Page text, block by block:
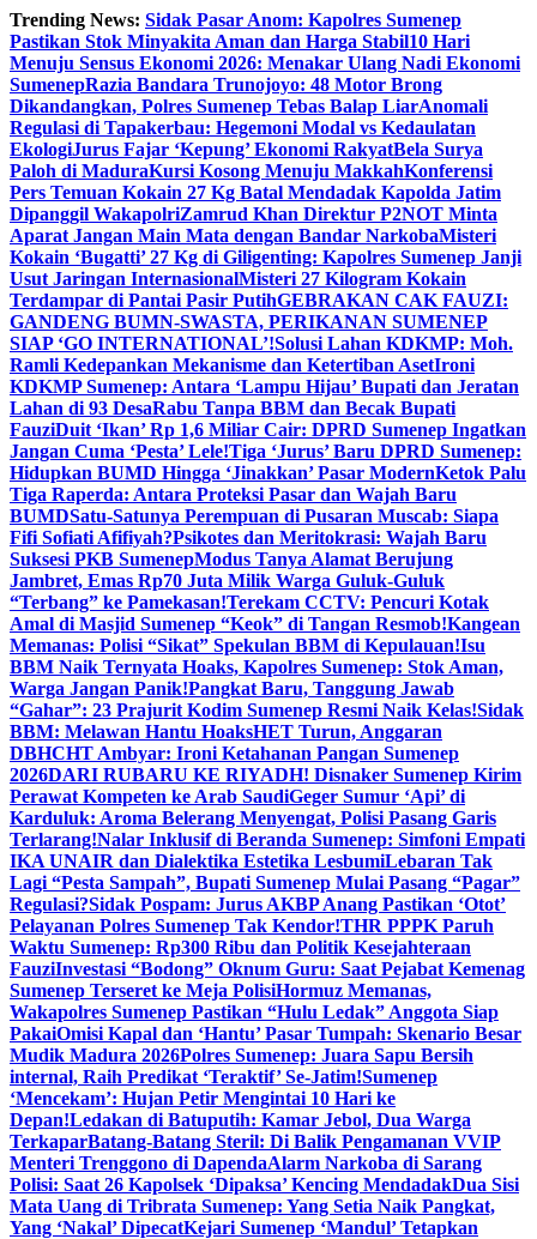
Skip
to
content
Trending News: Sidak Pasar Anom: Kapolres Sumenep
Pastikan Stok Minyakita Aman dan Harga Stabil10 Hari
Menuju Sensus Ekonomi 2026: Menakar Ulang Nadi Ekonomi
SumenepRazia Bandara Trunojoyo: 48 Motor Brong
Dikandangkan, Polres Sumenep Tebas Balap LiarAnomali
Regulasi di Tapakerbau: Hegemoni Modal vs Kedaulatan
EkologiJurus Fajar ‘Kepung’ Ekonomi RakyatBela Surya
Paloh di MaduraKursi Kosong Menuju MakkahKonferensi
Pers Temuan Kokain 27 Kg Batal Mendadak Kapolda Jatim
Dipanggil WakapolriZamrud Khan Direktur P2NOT Minta
Aparat Jangan Main Mata dengan Bandar NarkobaMisteri
Kokain ‘Bugatti’ 27 Kg di Giligenting: Kapolres Sumenep Janji
Usut Jaringan InternasionalMisteri 27 Kilogram Kokain
Terdampar di Pantai Pasir PutihGEBRAKAN CAK FAUZI:
GANDENG BUMN-SWASTA, PERIKANAN SUMENEP
SIAP ‘GO INTERNATIONAL’!Solusi Lahan KDKMP: Moh.
Ramli Kedepankan Mekanisme dan Ketertiban AsetIroni
KDKMP Sumenep: Antara ‘Lampu Hijau’ Bupati dan Jeratan
Lahan di 93 DesaRabu Tanpa BBM dan Becak Bupati
FauziDuit ‘Ikan’ Rp 1,6 Miliar Cair: DPRD Sumenep Ingatkan
Jangan Cuma ‘Pesta’ Lele!Tiga ‘Jurus’ Baru DPRD Sumenep:
Hidupkan BUMD Hingga ‘Jinakkan’ Pasar ModernKetok Palu
Tiga Raperda: Antara Proteksi Pasar dan Wajah Baru
BUMDSatu-Satunya Perempuan di Pusaran Muscab: Siapa
Fifi Sofiati Afifiyah?Psikotes dan Meritokrasi: Wajah Baru
Suksesi PKB SumenepModus Tanya Alamat Berujung
Jambret, Emas Rp70 Juta Milik Warga Guluk-Guluk
“Terbang” ke Pamekasan!Terekam CCTV: Pencuri Kotak
Amal di Masjid Sumenep “Keok” di Tangan Resmob!Kangean
Memanas: Polisi “Sikat” Spekulan BBM di Kepulauan!Isu
BBM Naik Ternyata Hoaks, Kapolres Sumenep: Stok Aman,
Warga Jangan Panik!Pangkat Baru, Tanggung Jawab
“Gahar”: 23 Prajurit Kodim Sumenep Resmi Naik Kelas!Sidak
BBM: Melawan Hantu HoaksHET Turun, Anggaran
DBHCHT Ambyar: Ironi Ketahanan Pangan Sumenep
2026DARI RUBARU KE RIYADH! Disnaker Sumenep Kirim
Perawat Kompeten ke Arab SaudiGeger Sumur ‘Api’ di
Karduluk: Aroma Belerang Menyengat, Polisi Pasang Garis
Terlarang!Nalar Inklusif di Beranda Sumenep: Simfoni Empati
IKA UNAIR dan Dialektika Estetika LesbumiLebaran Tak
Lagi “Pesta Sampah”, Bupati Sumenep Mulai Pasang “Pagar”
Regulasi?Sidak Pospam: Jurus AKBP Anang Pastikan ‘Otot’
Pelayanan Polres Sumenep Tak Kendor!THR PPPK Paruh
Waktu Sumenep: Rp300 Ribu dan Politik Kesejahteraan
FauziInvestasi “Bodong” Oknum Guru: Saat Pejabat Kemenag
Sumenep Terseret ke Meja PolisiHormuz Memanas,
Wakapolres Sumenep Pastikan “Hulu Ledak” Anggota Siap
PakaiOmisi Kapal dan ‘Hantu’ Pasar Tumpah: Skenario Besar
Mudik Madura 2026Polres Sumenep: Juara Sapu Bersih
internal, Raih Predikat ‘Teraktif’ Se-Jatim!Sumenep
‘Mencekam’: Hujan Petir Mengintai 10 Hari ke
Depan!Ledakan di Batuputih: Kamar Jebol, Dua Warga
TerkaparBatang-Batang Steril: Di Balik Pengamanan VVIP
Menteri Trenggono di DapendaAlarm Narkoba di Sarang
Polisi: Saat 26 Kapolsek ‘Dipaksa’ Kencing MendadakDua Sisi
Mata Uang di Tribrata Sumenep: Yang Setia Naik Pangkat,
Yang ‘Nakal’ DipecatKejari Sumenep ‘Mandul’ Tetapkan